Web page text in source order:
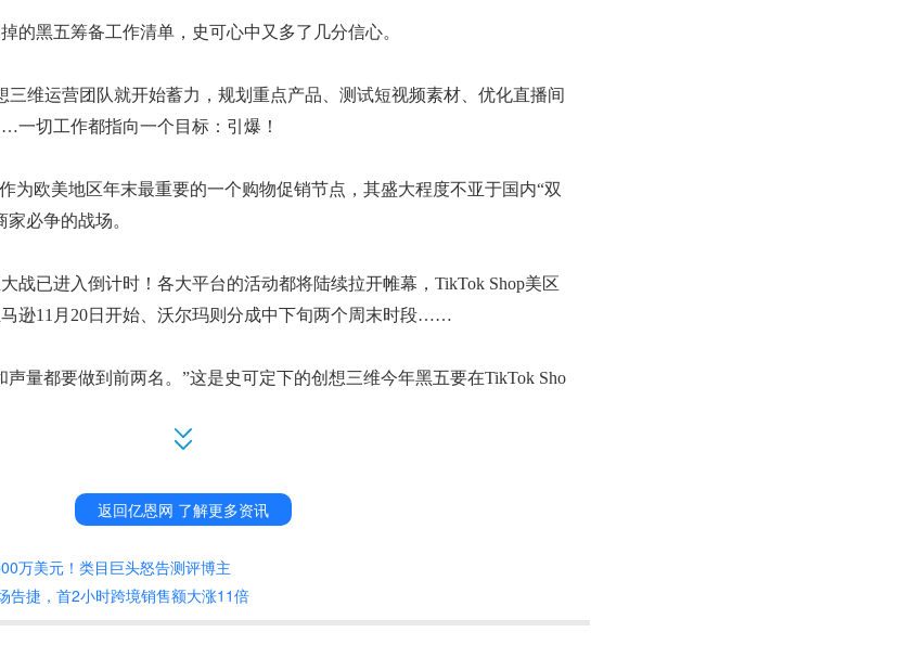
的黑五筹备工作清单，史可心中又多了几分信心。
三维运营团队就开始蓄力，规划重点产品、测试短视频素材、优化直播间
切工作都指向一个目标：引爆！
为欧美地区年末最重要的一个购物促销节点，其盛大程度不亚于国内“双
必争的战场。
战已进入倒计时！各大平台的活动都将陆续拉开帷幕， TikTok Shop美区
逊11月20日开始、沃尔玛则分成中下旬两个周末时段……
声量都要做到前两名。”这是史可定下的创想三维今年黑五要在TikTok Sho
紧张而又充满期待——一次成功的爆发，胜过一年的默默耕耘。对他们而
返回亿恩网 了解更多资讯
万美元！类目巨头怒告测评博主
告捷，首2小时跨境销售额大涨11倍